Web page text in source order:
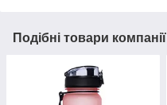
Подібні товари компанії